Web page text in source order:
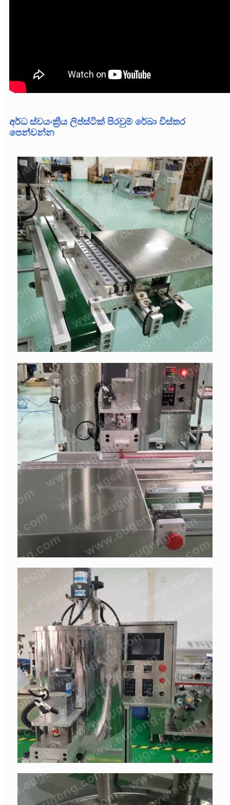
අර්ධ ස්වයංක්‍රීය ලිප්ස්ටික් පිරවුම් රේඛා විස්තර
පෙන්වන්න